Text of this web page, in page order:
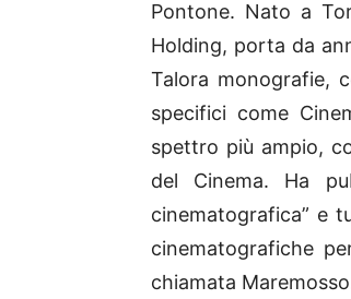
Pontone. Nato a
Holding, porta da
Talora monografie,
specifici come
spettro più ampio,
del Cinema. Ha
cinematografica” e
cinematografiche
chiamata